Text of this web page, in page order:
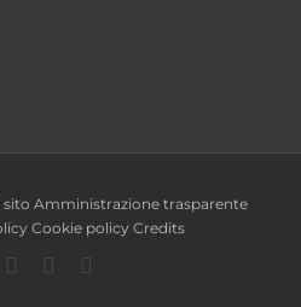
sito Amministrazione trasparente
Cookie policy Credits
TwitterYouTube